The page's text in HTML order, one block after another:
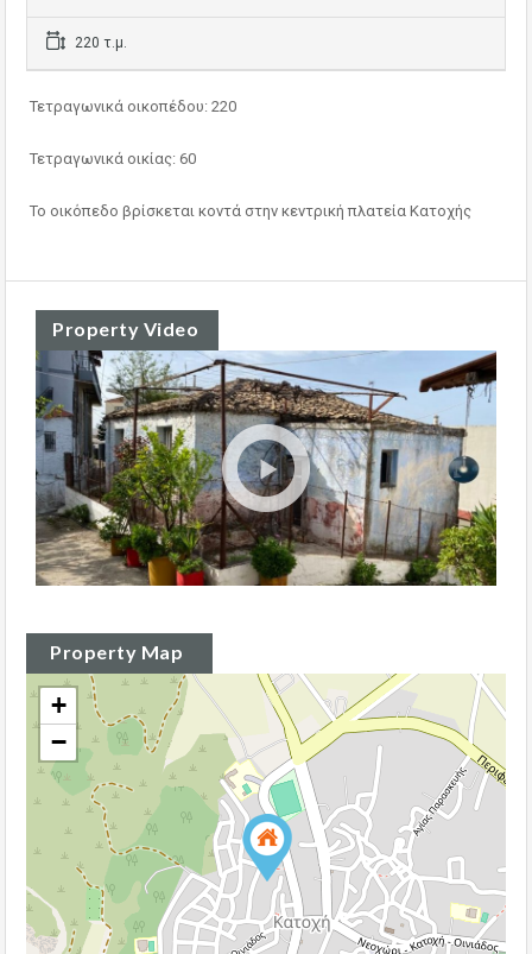
220 τ.μ.
Τετραγωνικά οικοπέδου: 220
Τετραγωνικά οικίας: 60
Το οικόπεδο βρίσκεται κοντά στην κεντρική πλατεία Κατοχής
Property Video
Property Map
+
−